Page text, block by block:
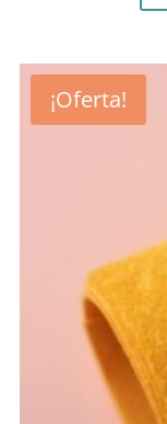
¡Oferta!